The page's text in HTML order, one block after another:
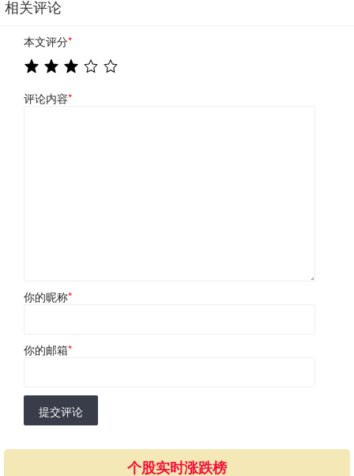
相关评论
本文评分*
评论内容*
你的昵称*
你的邮箱*
提交评论
个股实时涨跌榜